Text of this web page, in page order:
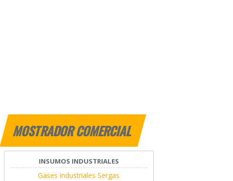
MOSTRADOR COMERCIAL
INSUMOS INDUSTRIALES
Gases Industriales Sergas